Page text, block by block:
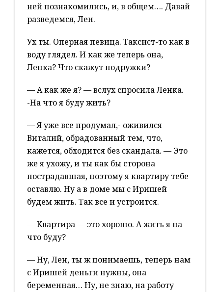
ней познакомились, и, в общем…. Давай
разведемся, Лен.
Ух ты. Оперная певица. Таксист-то как в
воду глядел. И как же теперь она,
Ленка? Что скажут подружки?
— А как же я? — вслух спросила Ленка.
-На что я буду жить?
— Я уже все продумал,- оживился
Виталий, обрадованный тем, что,
кажется, обходится без скандала. — Это
же я ухожу, и ты как бы сторона
пострадавшая, поэтому я квартиру тебе
оставлю. Ну а в доме мы с Иришей
будем жить. Так все и устроится.
— Квартира — это хорошо. А жить я на
что буду?
— Ну, Лен, ты ж понимаешь, теперь нам
с Иришей деньги нужны, она
беременная… Ну, не знаю, на работу